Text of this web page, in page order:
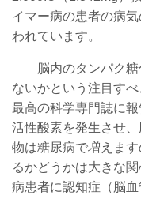
イマー病の患者の病
われています。
脳内のタンパク糖
ないかという注目す
最高の科学専門誌に
活性酸素を発生させ
物は糖尿病で増えま
るかどうかは大きな
病患者に認知症（脳